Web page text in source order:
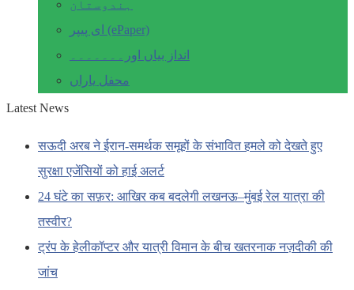
ہندوستان
ای پیپر (ePaper)
انداز بیاں اور۔۔۔۔۔۔۔
محفل یاراں
Latest News
सऊदी अरब ने ईरान-समर्थक समूहों के संभावित हमले को देखते हुए
सुरक्षा एजेंसियों को हाई अलर्ट
24 घंटे का सफ़र: आखिर कब बदलेगी लखनऊ–मुंबई रेल यात्रा की
तस्वीर?
ट्रंप के हेलीकॉप्टर और यात्री विमान के बीच खतरनाक नज़दीकी की
जांच